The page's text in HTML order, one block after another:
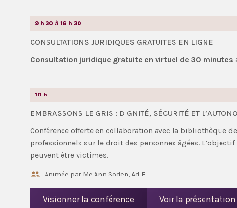
9 h 30 à 16 h 30
CONSULTATIONS JURIDIQUES GRATUITES EN LIGNE
Consultation juridique gratuite en virtuel de 30 minutes
10 h
EMBRASSONS LE GRIS : DIGNITÉ, SÉCURITÉ ET
Conférence offerte en collaboration avec la bibliothèque
professionnels sur le droit des personnes âgées.
peuvent être victimes.
Animée par Me Ann Soden, Ad. E.
Visionner la conférence Voir la